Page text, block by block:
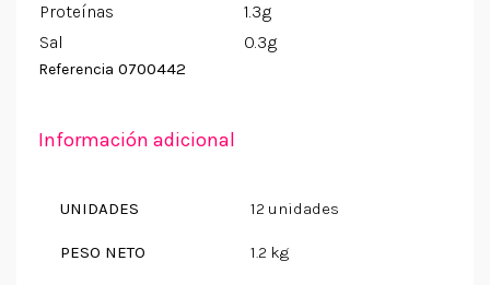
Proteínas
1.3g
Sal
0.3g
Referencia 0700442
Información adicional
UNIDADES 12 unidades
PESO NETO 1.2 kg